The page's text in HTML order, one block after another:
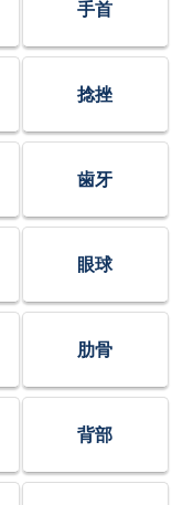
手首
捻挫
歯牙
眼球
肋骨
背部